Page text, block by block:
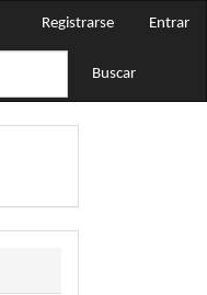
Registrarse Entrar
Buscar